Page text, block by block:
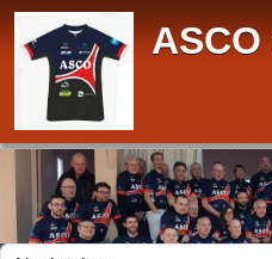
Panneau de gestion des cookies